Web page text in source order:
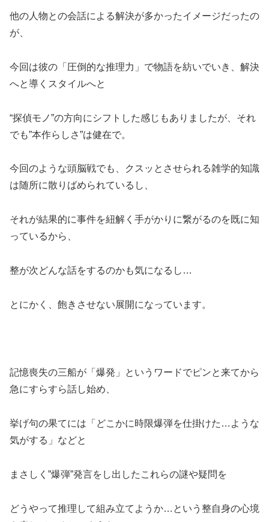
他の人物との会話による解決が多かったイメージだったの
が、
今回は彼の「圧倒的な推理力」で物語を紡いでいき、解決
へと導くスタイルへと
“探偵モノ”の方向にシフトした感じもありましたが、それ
でも”本作らしさ”は健在で。
今回のような頭脳戦でも、クスッとさせられる雑学的知識
は随所に散りばめられているし、
それが結果的に事件を紐解く手がかりに繋がるのを既に知
っているから、
整が次どんな話をするのかも気になるし…
とにかく、飽きさせない展開になっています。
記憶喪失の三船が「爆発」というワードでピンと来てから
急にすらすら話し始め、
挙げ句の果てには「どこかに時限爆弾を仕掛けた…ような
気がする」などと
まさしく”爆弾”発言をし出したこれらの謎や疑問を
どうやって推理して組み立てようか…という整自身の心境